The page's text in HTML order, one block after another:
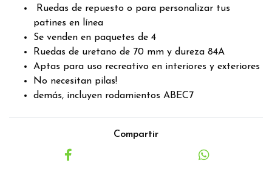
Ruedas de repuesto o para personalizar tus
patines en línea
Se venden en paquetes de 4
Ruedas de uretano de 70 mm y dureza 84A
Aptas para uso recreativo en interiores y exteriores
No necesitan pilas!
demás, incluyen rodamientos ABEC7
Compartir